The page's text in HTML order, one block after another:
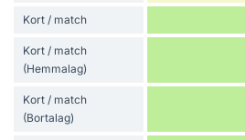
Kort / match
Kort / match
(Hemmalag)
Kort / match
(Bortalag)